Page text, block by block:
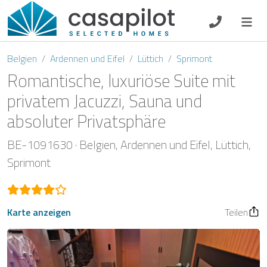
DE EN ES FR
Frühstück
Gutscheine
Belgien Ardennen und Eifel Lüttich Sprimont
Romantische, luxuriöse Suite mit
privatem Jacuzzi, Sauna und
absoluter Privatsphäre
BE-1091630 Belgien Ardennen und Eifel Lüttich
Sprimont
Karte anzeigen Teilen